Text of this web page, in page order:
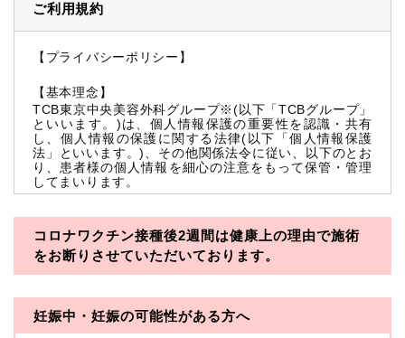
ご利用規約
【プライバシーポリシー】
【基本理念】
TCB東京中央美容外科グループ※(以下「TCBグループ」
といいます。)は、個人情報保護の重要性を認識・共有
し、個人情報の保護に関する法律(以下「個人情報保護
法」といいます。)、その他関係法令に従い、以下のとお
り、患者様の個人情報を細心の注意をもって保管・管理
してまいります。
※TCBグループとは以下を総称していいます。
・一般社団法人メディカルアライアンス
・医療法人社団創彩会
コロナワクチン接種後2週間は健康上の理由で施術
をお断りさせていただいております。
妊娠中・妊娠の可能性がある方へ